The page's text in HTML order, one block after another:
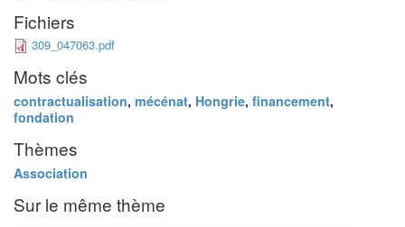
Fichiers
309_047063.pdf
Mots clés
contractualisation, mécénat, Hongrie, financement,
fondation
Thèmes
Association
Sur le même thème